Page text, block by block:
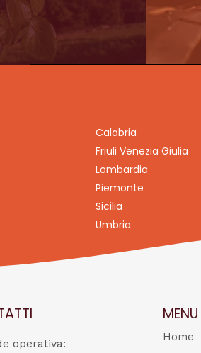
Calabria
Friuli Venezia Giulia
Lombardia
Piemonte
Sicilia
Umbria
operativa:
MENU
Home